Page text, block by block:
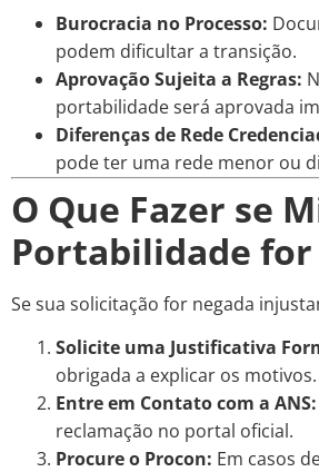
Burocracia no Processo:
podem dificultar a transição.
Aprovação Sujeita a Regras:
portabilidade será aprovada
Diferenças de Rede
pode ter uma rede menor ou
O Que Fazer se
Portabilidade for
Se sua solicitação for negada
Solicite uma Justificativa
obrigada a explicar os motivos.
Entre em Contato com a ANS:
reclamação no portal oficial.
Procure o Procon: Em casos